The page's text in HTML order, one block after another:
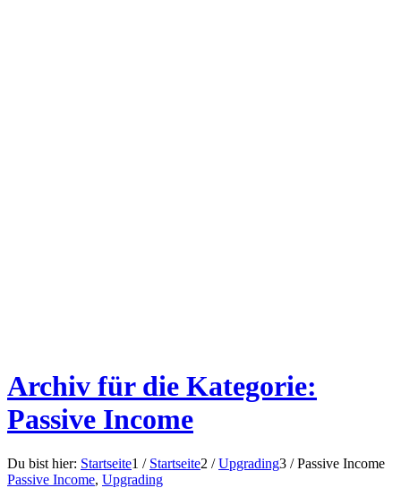
Archiv für die Kategorie:
Passive Income
Du bist hier: Startseite1 / Startseite2 / Upgrading3 / Passive Income
Passive Income, Upgrading